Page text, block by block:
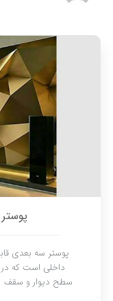
پوستر سه بعدی
داخلی است که
سطح دیوار و سقف ،